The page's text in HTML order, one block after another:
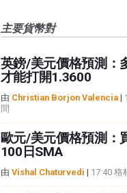
主要貨幣對
英鎊/美元價格預測：
才能打開1.3600
由 Christian Borjon Valencia|
間
歐元/美元價格預測：
100日SMA
由 Vishal Chaturvedi | 17:40 格